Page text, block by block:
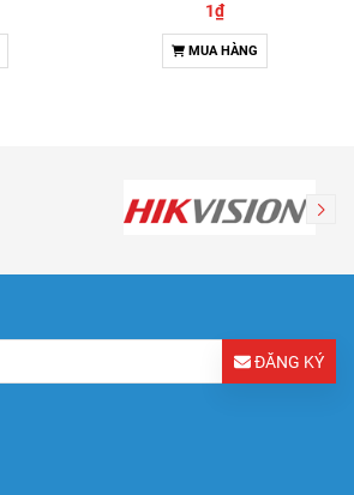
1₫
MUA HÀNG
ĐĂNG KÝ